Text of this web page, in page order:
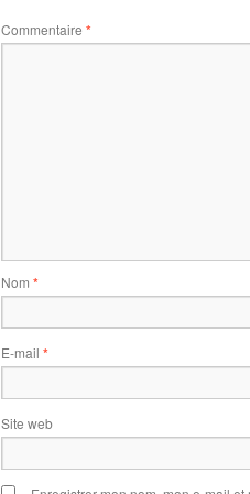
Commentaire *
Nom *
E-mail *
Site web